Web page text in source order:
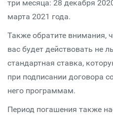
три месяца: 28 декабря
марта 2021 года.
Также обратите внимания,
вас будет действовать не
стандартная ставка,
при подписании договора
него программам.
Период погашения также